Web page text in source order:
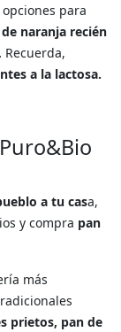
para
naranja recién
Recuerda,
a la lactosa.
a tu casa,
y compra pan
más
prietos, pan de